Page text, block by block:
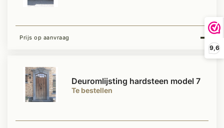
9,6
Prijs op aanvraag
Te bestellen
Deuromlijsting hardsteen model 7